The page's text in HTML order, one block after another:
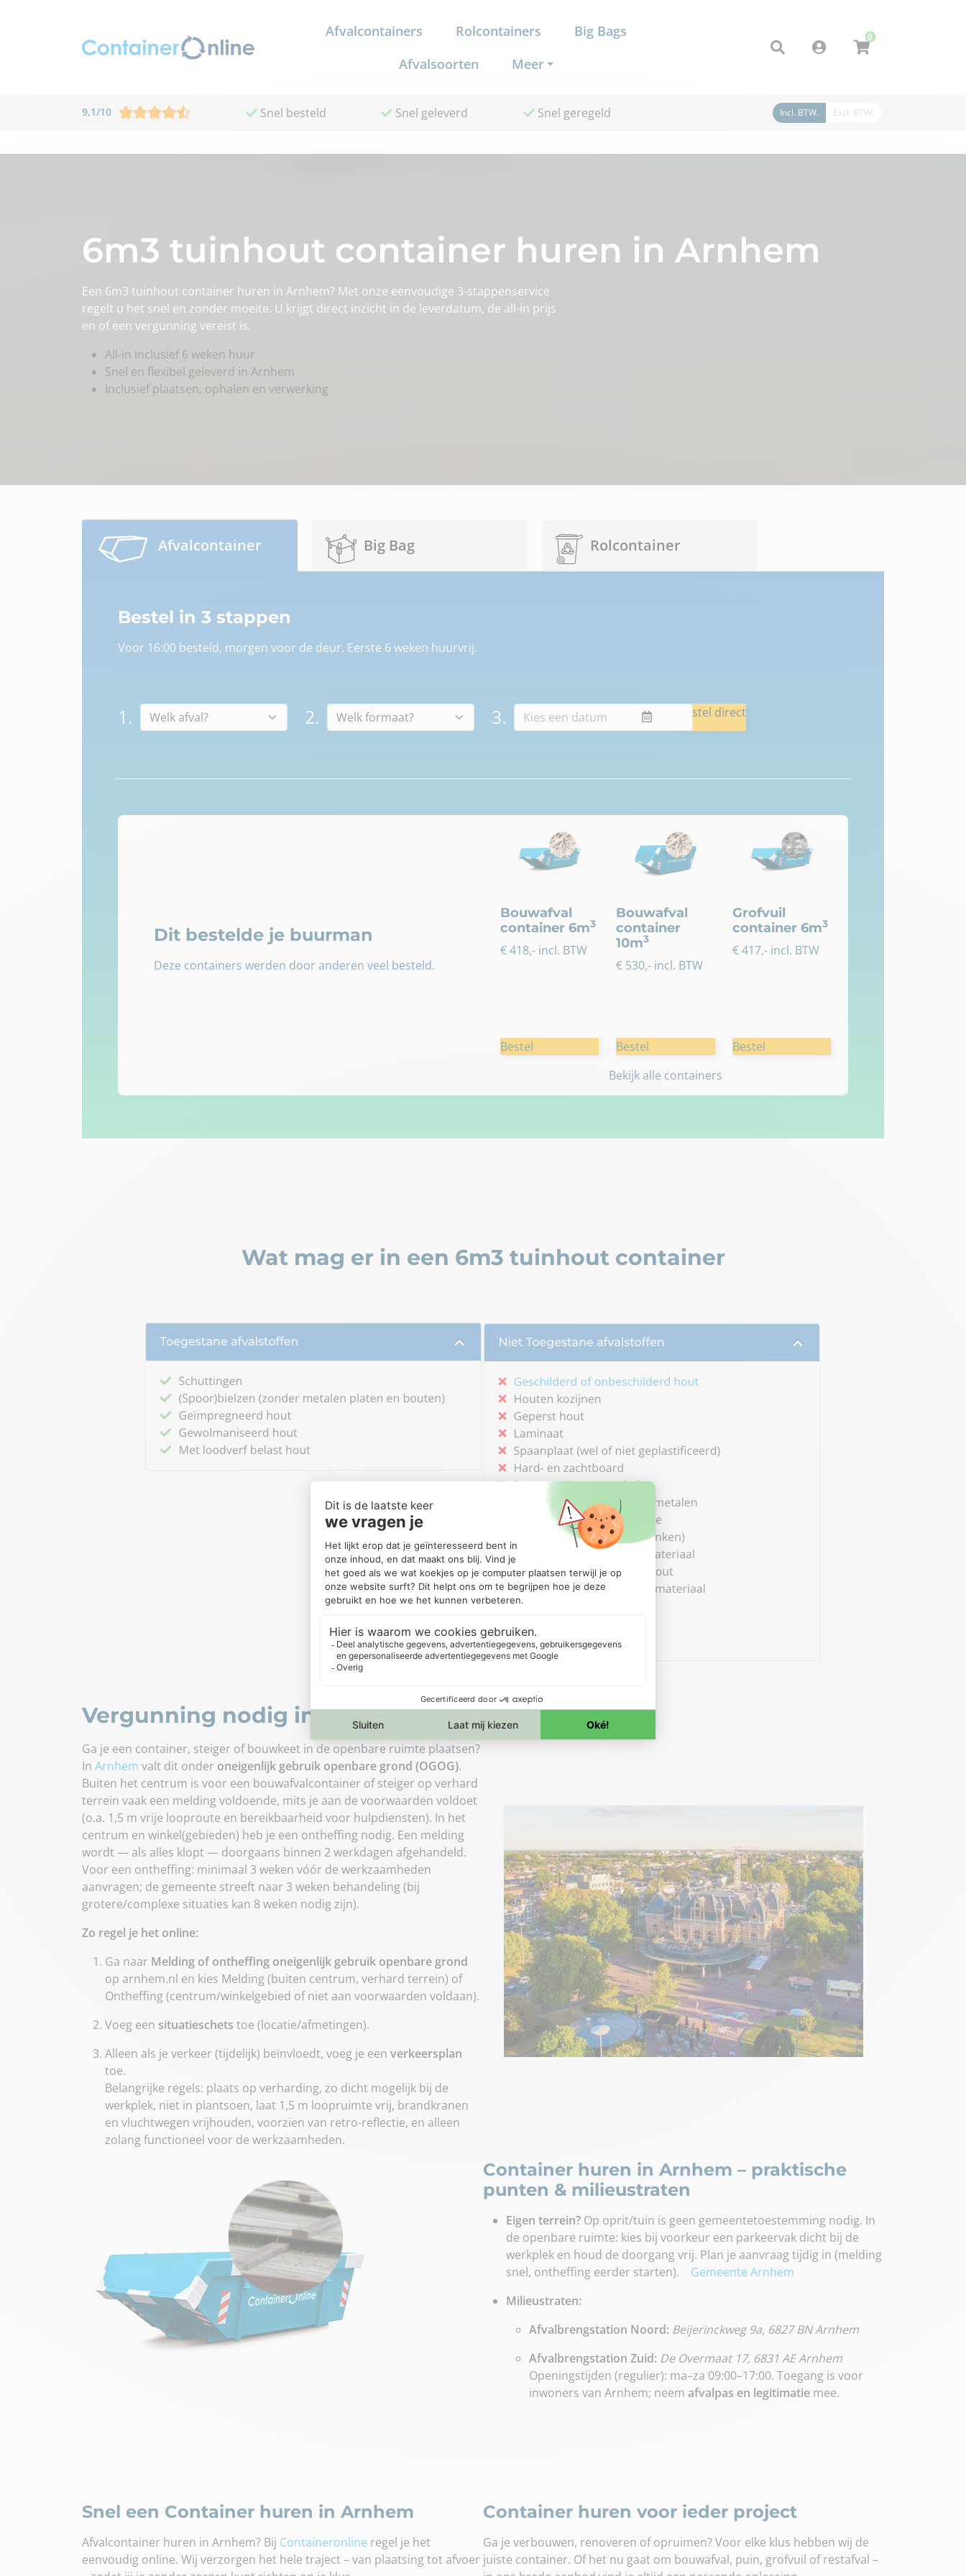
Afvalcontainers Rolcontainers
Big Bags
Afvalsoorten
Meer
Account
0
9,1/10 Snel besteld Snel geleverd Snel geregeld Incl. BTW. Excl. BTW.
6m3 tuinhout container huren in Arnhem
Een 6m3 tuinhout container huren in Arnhem? Met onze eenvoudige 3-stappenservice
regelt u het snel en zonder moeite. U krijgt direct inzicht in de leverdatum, de all-in prijs
en of een vergunning vereist is.
All-in inclusief 6 weken huur
Snel en flexibel geleverd in Arnhem
Inclusief plaatsen, ophalen en verwerking
Afvalcontainer Big Bag Rolcontainer
Bestel in 3 stappen
Voor 16:00 besteld, morgen voor de deur. Eerste 6 weken huurvrij.
1. 2. 3. Bestel direct
Dit bestelde je buurman
Deze containers werden door anderen veel besteld.
Bouwafval
container 6m3
€418,- incl. BTW
Bestel
Bouwafval
container
10m3
€ 530,- incl. BTW
Bestel
Grofvuil
container 6m3
€417,- incl. BTW
Bestel
Bekijk alle containers
Wat mag er in een 6m3 tuinhout container
Vergunning nodig in Arnhem?
Ga je een container, steiger of bouwkeet in de openbare ruimte plaatsen?
In Arnhem valt dit onder oneigenlijk gebruik openbare grond (OGOG).
Buiten het centrum is voor een bouwafvalcontainer of steiger op verhard
terrein vaak een melding voldoende, mits je aan de voorwaarden voldoet
(o.a. 1,5 m vrije looproute en bereikbaarheid voor hulpdiensten). In het
centrum en winkel(gebieden) heb je een ontheffing nodig. Een melding
wordt — als alles klopt — doorgaans binnen 2 werkdagen afgehandeld.
Voor een ontheffing: minimaal 3 weken vóór de werkzaamheden
aanvragen; de gemeente streeft naar 3 weken behandeling (bij
grotere/complexe situaties kan 8 weken nodig zijn).
Zo regel je het online:
Ga naar Melding of ontheffing oneigenlijk gebruik openbare grond
op arnhem.nl en kies Melding (buiten centrum, verhard terrein) of
Ontheffing (centrum/winkelgebied of niet aan voorwaarden voldaan).
Voeg een situatieschets toe (locatie/afmetingen).
Alleen als je verkeer (tijdelijk) beïnvloedt, voeg je een verkeersplan
toe.
Belangrijke regels: plaats op verharding, zo dicht mogelijk bij de
werkplek, niet in plantsoen, laat 1,5 m loopruimte vrij, brandkranen
en vluchtwegen vrijhouden, voorzien van retro-reflectie, en alleen
zolang functioneel voor de werkzaamheden.
Container huren in Arnhem – praktische
punten & milieustraten
Eigen terrein? Op oprit/tuin is geen gemeentetoestemming nodig. In
de openbare ruimte: kies bij voorkeur een parkeervak dicht bij de
werkplek en houd de doorgang vrij. Plan je aanvraag tijdig in (melding
snel, ontheffing eerder starten).
Gemeente Arnhem
Milieustraten:
Afvalbrengstation Noord: Beijerinckweg 9a, 6827 BN Arnhem
Afvalbrengstation Zuid: De Overmaat 17, 6831 AE Arnhem
Openingstijden (regulier): ma–za 09:00–17:00. Toegang is voor
inwoners van Arnhem; neem afvalpas en legitimatie mee.
Snel een Container huren in Arnhem
Afvalcontainer huren in Arnhem? Bij Containeronline regel je het
eenvoudig online. Wij verzorgen het hele traject – van plaatsing tot afvoer
Container huren voor ieder project
Ga je verbouwen, renoveren of opruimen? Voor elke klus hebben wij de
juiste container. Of het nu gaat om bouwafval, puin, grofvuil of restafval –